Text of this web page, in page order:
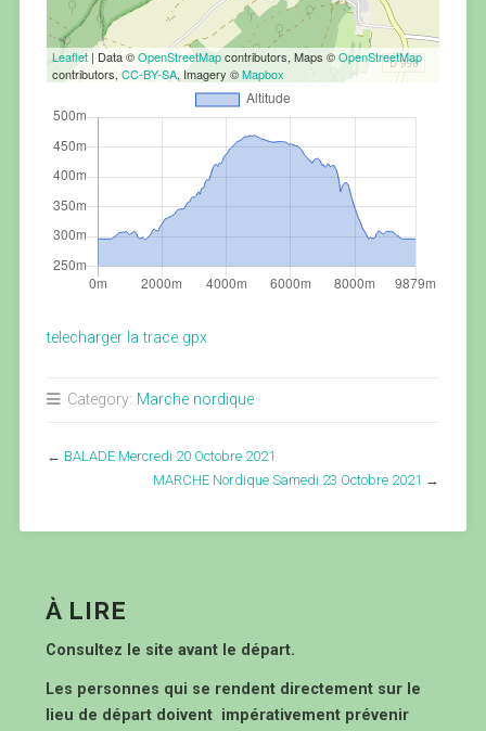
Leaflet| Data ©OpenStreetMapcontributors, Maps ©OpenStreetMap
contributors, CC-BY-SA, Imagery ©Mapbox
telecharger la trace gpx
Category: Marche nordique
← BALADE Mercredi 20 Octobre 2021
MARCHE Nordique Samedi 23 Octobre 2021 →
À LIRE
Consultez le site avant le départ.
Les personnes qui se rendent directement sur le
lieu de départ doivent impérativement prévenir